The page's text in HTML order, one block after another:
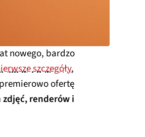
nowego, bardzo
szczegóły,
ofertę
zdjęć, renderów i